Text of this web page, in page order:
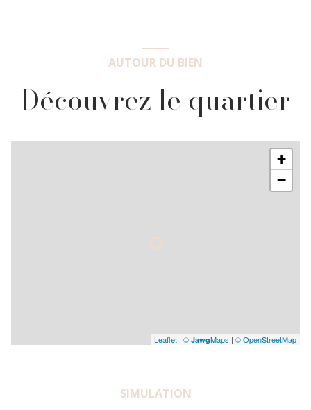
AUTOUR DU BIEN
Découvrez le quartier
+
−
Leaflet | © JawgMaps | © OpenStreetMap
SIMULATION